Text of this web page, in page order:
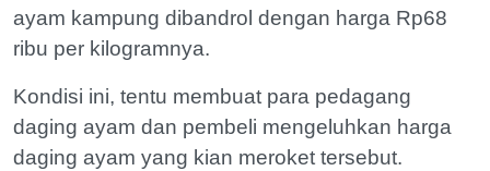
ayam kampung dibandrol dengan harga Rp68
ribu per kilogramnya.
Kondisi ini, tentu membuat para pedagang
daging ayam dan pembeli mengeluhkan harga
daging ayam yang kian meroket tersebut.